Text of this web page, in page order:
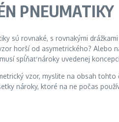
PNEUMATIKY
sú rovnaké, s rovnakými
horší od asymetrického? Alebo
spĺňať nároky uvedenej
vzor, myslite na obsah
nároky, ktoré na ne počas